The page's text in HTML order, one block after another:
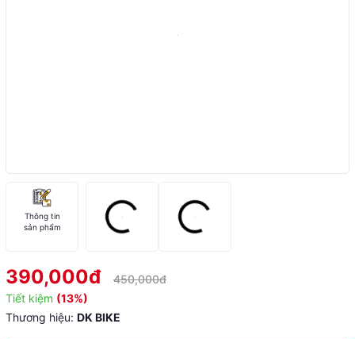
Thông tin
sản phẩm
390,000đ
450,000đ
Tiết kiệm (13%)
Thương hiệu: DK BIKE